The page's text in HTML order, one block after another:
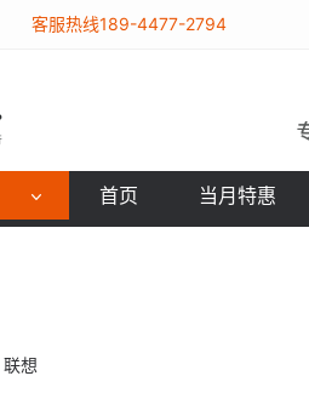
客服热线189-4477-2794
首页 当月特惠
联想